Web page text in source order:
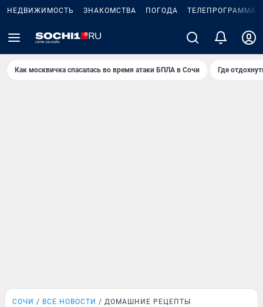
НЕДВИЖИМОСТЬ ЗНАКОМСТВА ПОГОДА ТЕЛЕПРОГРАММА
Как москвичка спасалась во время атаки БПЛА в Сочи Где
СОЧИ ВСЕ НОВОСТИ ДОМАШНИЕ РЕЦЕПТЫ